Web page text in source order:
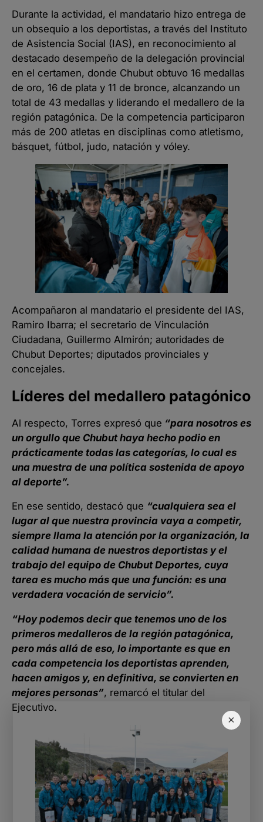
×
Durante la actividad, el mandatario hizo entrega de
un obsequio a los deportistas, a través del Instituto
de Asistencia Social (IAS), en reconocimiento al
destacado desempeño de la delegación provincial
en el certamen, donde Chubut obtuvo 16 medallas
de oro, 16 de plata y 11 de bronce, alcanzando un
total de 43 medallas y liderando el medallero de la
región patagónica. De la competencia participaron
más de 200 atletas en disciplinas como atletismo,
básquet, fútbol, judo, natación y vóley.
Acompañaron al mandatario el presidente del IAS,
Ramiro Ibarra; el secretario de Vinculación
Ciudadana, Guillermo Almirón; autoridades de
Chubut Deportes; diputados provinciales y
concejales.
Líderes del medallero patagónico
Al respecto, Torres expresó que “para nosotros es
un orgullo que Chubut haya hecho podio en
prácticamente todas las categorías, lo cual es
una muestra de una política sostenida de apoyo
al deporte”.
En ese sentido, destacó que “cualquiera sea el
lugar al que nuestra provincia vaya a competir,
siempre llama la atención por la organización, la
calidad humana de nuestros deportistas y el
trabajo del equipo de Chubut Deportes, cuya
tarea es mucho más que una función: es una
verdadera vocación de servicio”.
“Hoy podemos decir que tenemos uno de los
primeros medalleros de la región patagónica,
pero más allá de eso, lo importante es que en
cada competencia los deportistas aprenden,
hacen amigos y, en definitiva, se convierten en
mejores personas”, remarcó el titular del
Ejecutivo.